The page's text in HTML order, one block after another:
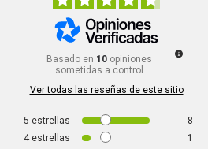
Basado en 10 opiniones
sometidas a control
Ver todas las reseñas de este sitio
5 estrellas
8
4 estrellas
1